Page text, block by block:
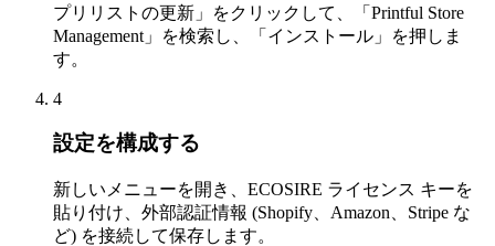
プリリストの更新」をクリックして、「Printful Store
Management」を検索し、「インストール」を押しま
す。
4
設定を構成する
新しいメニューを開き、ECOSIRE ライセンス キーを
貼り付け、外部認証情報 (Shopify、Amazon、Stripe な
ど) を接続して保存します。